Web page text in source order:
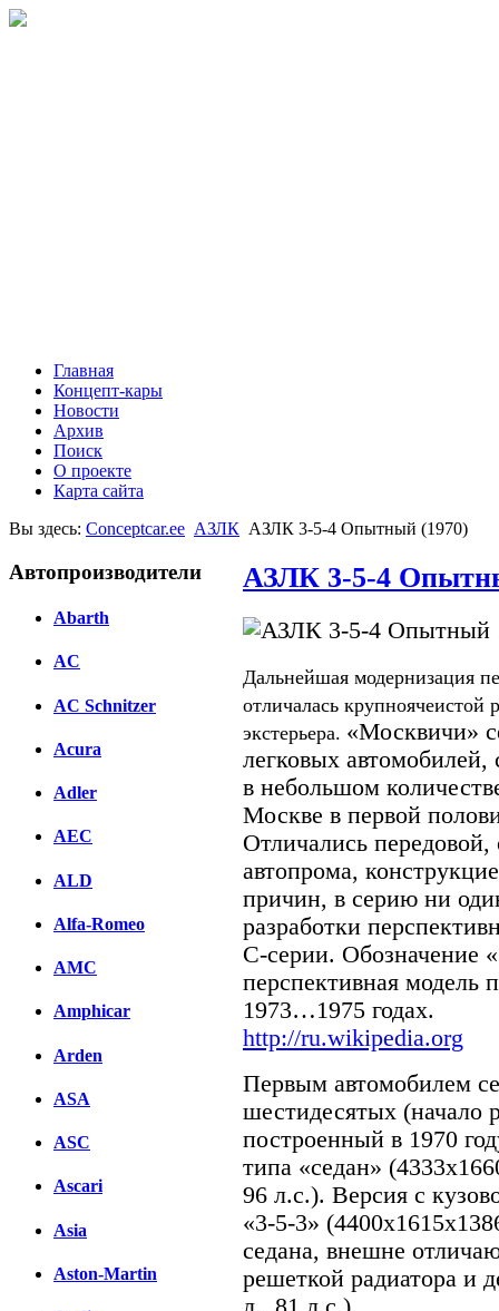
Главная
Концепт-кары
Новости
Архив
Поиск
О проекте
Карта сайта
Вы здесь: Conceptcar.ee АЗЛК АЗЛК 3-5-4 Опытный (1970)
Автопроизводители
Abarth
AC
AC Schnitzer
Acura
Adler
AEC
ALD
Alfa-Romeo
AMC
Amphicar
Arden
ASA
ASC
Ascari
Asia
Aston-Martin
АЗЛК 3-5-4
Дальнейшая модернизация
отличалась крупноячеистой
экстерьера. «Москвичи»
легковых
в небольшом
Москве в первой
Отличались передовой,
автопрома,
причин, в серию ни
разработки
С-серии. Обозначение
перспективная модель
1973…1975 годах.
http://ru.wikipedia.org
Первым автомобилем
шестидесятых (начало
построенный в 1970
типа «седан»
96 л.с.). Версия с
«3-5-3»
седана, внешне
решеткой радиатора и